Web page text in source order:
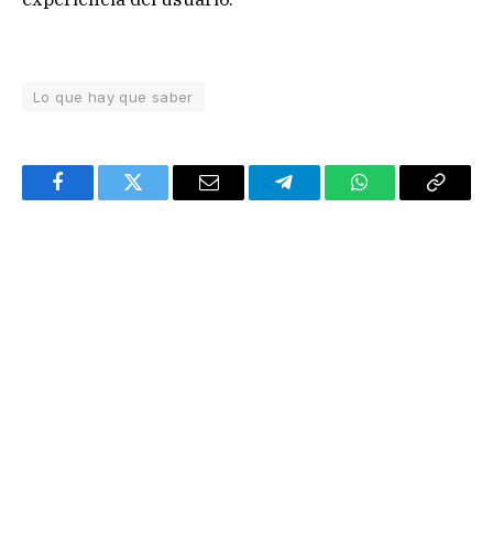
Lo que hay que saber
FacebookTwitter Email TelegramWhatsAppCopy